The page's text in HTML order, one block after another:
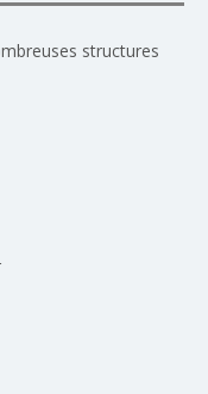
structures